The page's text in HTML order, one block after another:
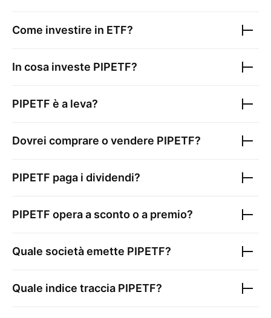
Come investire in ETF?
In cosa investe PIPETF?
PIPETF è a leva?
Dovrei comprare o vendere PIPETF?
PIPETF paga i dividendi?
PIPETF opera a sconto o a premio?
Quale società emette PIPETF?
Quale indice traccia PIPETF?